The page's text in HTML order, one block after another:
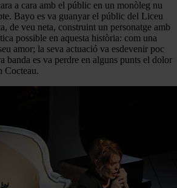
a cara amb el públic en un monòleg nu
Bayo es va guanyar el públic del Liceu
de veu neta, construint un personatge amb
possible en aquesta història: com una
amor; la seva actuació va esdevenir poc
banda es va perdre en alguns punts el dolor
Cocteau.